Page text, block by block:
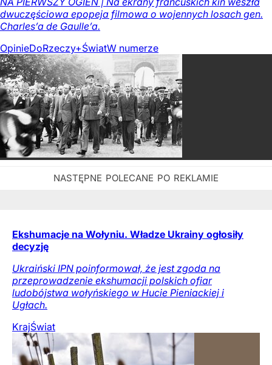
dwuczęściowa epopeja filmowa o wojennych losach gen.
Charles’a de Gaulle’a.
OpinieDoRzeczy+ŚwiatW numerze
Ekshumacje na Wołyniu. Władze Ukrainy ogłosiły
decyzję
Ukraiński IPN poinformował, że jest zgoda na
przeprowadzenie ekshumacji polskich ofiar
ludobójstwa wołyńskiego w Hucie Pieniackiej i
Ugłach.
KrajŚwiat